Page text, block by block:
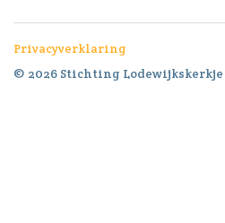
Privacyverklaring
© 2026 Stichting